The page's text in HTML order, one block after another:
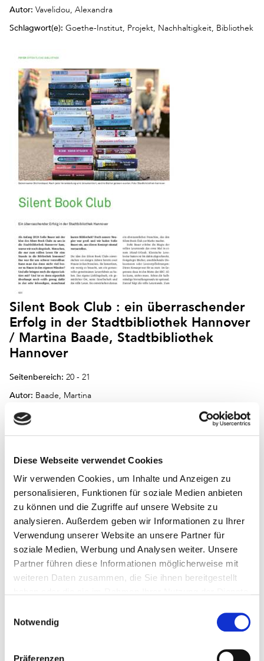
Diese Webseite verwendet Cookies
Wir verwenden Cookies, um Inhalte und Anzeigen zu
personalisieren, Funktionen für soziale Medien anbieten
zu können und die Zugriffe auf unsere Website zu
analysieren. Außerdem geben wir Informationen zu Ihrer
Verwendung unserer Website an unsere Partner für
soziale Medien, Werbung und Analysen weiter. Unsere
Partner führen diese Informationen möglicherweise mit
weiteren Daten zusammen, die Sie ihnen bereitgestellt
Notwendig
Präferenzen
Autor: Vavelidou, Alexandra
Schlagwort(e): Goethe-Institut, Projekt, Nachhaltigkeit, Bibliothek
Silent Book Club : ein überraschender
Erfolg in der Stadtbibliothek Hannover
/ Martina Baade, Stadtbibliothek
Hannover
Seitenbereich: 20 - 21
Autor: Baade, Martina
Schlagwort(e):
Stadtbibliothek Hannover, Veranstaltung, Lesen,
Buchclub